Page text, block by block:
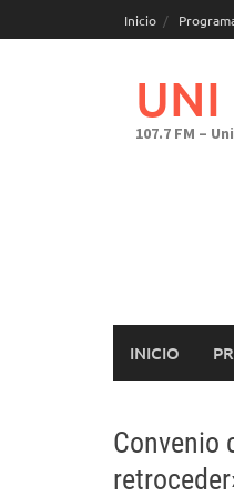
al
Inicio
107.7 FM –
INICIO
Convenio